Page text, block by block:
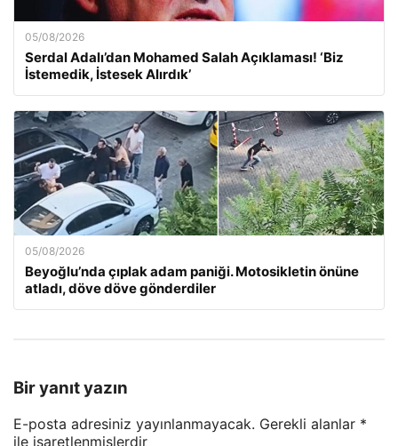
05/08/2026
Serdal Adalı’dan Mohamed Salah Açıklaması! ‘Biz
İstemedik, İstesek Alırdık’
05/08/2026
Beyoğlu’nda çıplak adam paniği. Motosikletin önüne
atladı, döve döve gönderdiler
Bir yanıt yazın
E-posta adresiniz yayınlanmayacak. Gerekli alanlar *
ile işaretlenmişlerdir